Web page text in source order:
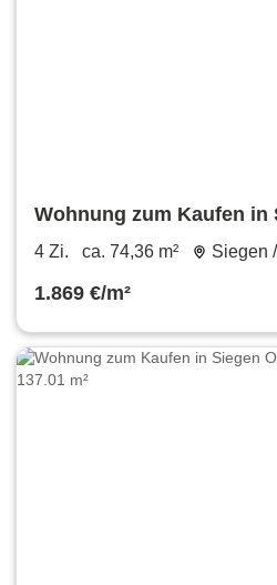
Wohnung zum Kaufen in
Oberschelden 139.000 €
4 Zi. ca. 74,36 m² Siegen
1.869 €/m²